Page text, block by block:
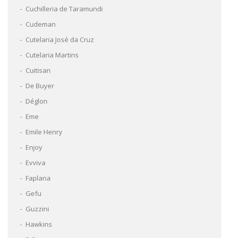
Cuchilleria de Taramundi
Cudeman
Cutelaria José da Cruz
Cutelaria Martins
Cuitisan
De Buyer
Déglon
Eme
Emile Henry
Enjoy
Evviva
Faplana
Gefu
Guzzini
Hawkins